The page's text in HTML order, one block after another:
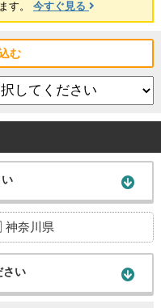
す。 今すぐ見る
む
神奈川県
さい